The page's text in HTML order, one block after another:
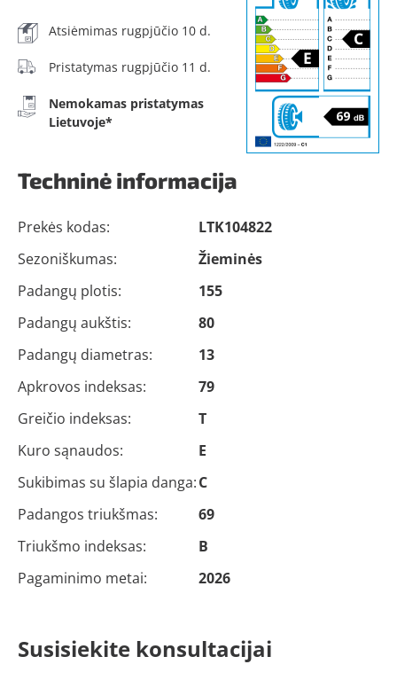
Atsiėmimas rugpjūčio 10 d.
Pristatymas rugpjūčio 11 d.
Nemokamas pristatymas
Lietuvoje*
Techninė informacija
Prekės kodas:
LTK104822
Sezoniškumas:
Žieminės
Padangų plotis:
155
Padangų aukštis:
80
Padangų diametras:
13
Apkrovos indeksas:
79
Greičio indeksas:
T
Kuro sąnaudos:
E
Sukibimas su šlapia danga:C
Padangos triukšmas:
69
Triukšmo indeksas:
B
Pagaminimo metai:
2026
Susisiekite konsultacijai